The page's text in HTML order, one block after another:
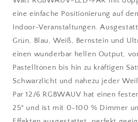
eine einfache Positionierung auf
Indoor-Veranstaltungen.
Grün, Blau, Weiß, Bernstein und
einen wunderbar hellen Output,
Pastelltönen bis hin zu kräftigen
Schwarzlicht und nahezu jeder
Par 12/6 RGBWAUV hat einen
25° und ist mit 0-100 % Dimmer